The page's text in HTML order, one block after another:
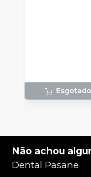
Esgotado
Não achou
Dental Pasane